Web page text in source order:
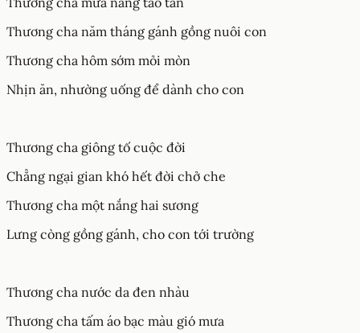
Thương cha năm tháng gánh gồng nuôi con
Thương cha hôm sớm mỏi mòn
Nhịn ăn, nhường uống để dành cho con
Thương cha giông tố cuộc đời
Chẳng ngại gian khó hết đời chở che
Thương cha một nắng hai sương
Lưng còng gồng gánh, cho con tới trường
Thương cha nước da đen nhàu
Thương cha tấm áo bạc màu gió mưa